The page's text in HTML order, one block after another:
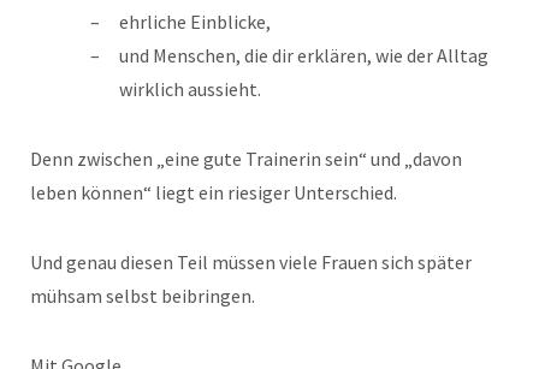
ehrliche Einblicke,
und Menschen, die dir erklären, wie der Alltag
wirklich aussieht.
Denn zwischen „eine gute Trainerin sein“ und „davon
leben können“ liegt ein riesiger Unterschied.
Und genau diesen Teil müssen viele Frauen sich später
mühsam selbst beibringen.